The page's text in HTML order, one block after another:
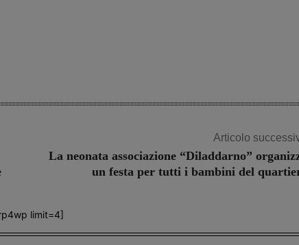
Articolo
La neonata associazione “Diladdarno”
un festa per tutti i bambini del
limit=4]